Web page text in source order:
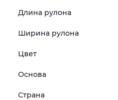
Длина рулона
Ширина рулона
Цвет
Основа
Страна